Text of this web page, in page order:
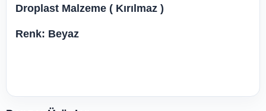
Droplast Malzeme ( Kırılmaz )
Renk: Beyaz